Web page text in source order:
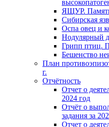
ЯЩУР.
Сибирская
Оспа овец и
Нодулярный
Грипп птиц.
Бешенство
План
г.
Отчётность
Отчет о
2024 год
Отчёт о
задания за
Отчет о